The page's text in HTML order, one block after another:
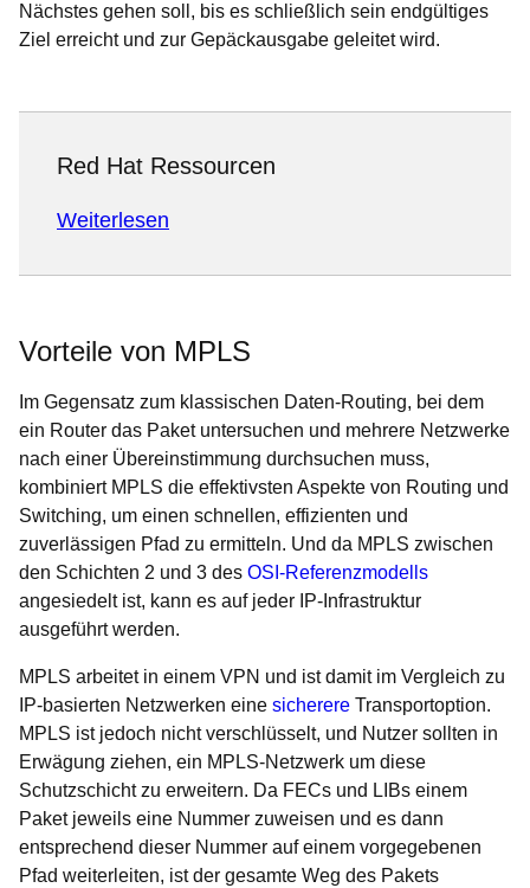
Nächstes gehen soll, bis es schließlich sein endgültiges
Ziel erreicht und zur Gepäckausgabe geleitet wird.
Red Hat Ressourcen
Weiterlesen
Vorteile von MPLS
Im Gegensatz zum klassischen Daten-Routing, bei dem
ein Router das Paket untersuchen und mehrere Netzwerke
nach einer Übereinstimmung durchsuchen muss,
kombiniert MPLS die effektivsten Aspekte von Routing und
Switching, um einen schnellen, effizienten und
zuverlässigen Pfad zu ermitteln. Und da MPLS zwischen
den Schichten 2 und 3 des OSI-Referenzmodells
angesiedelt ist, kann es auf jeder IP-Infrastruktur
ausgeführt werden.
MPLS arbeitet in einem VPN und ist damit im Vergleich zu
IP-basierten Netzwerken eine sicherere Transportoption.
MPLS ist jedoch nicht verschlüsselt, und Nutzer sollten in
Erwägung ziehen, ein MPLS-Netzwerk um diese
Schutzschicht zu erweitern. Da FECs und LIBs einem
Paket jeweils eine Nummer zuweisen und es dann
entsprechend dieser Nummer auf einem vorgegebenen
Pfad weiterleiten, ist der gesamte Weg des Pakets